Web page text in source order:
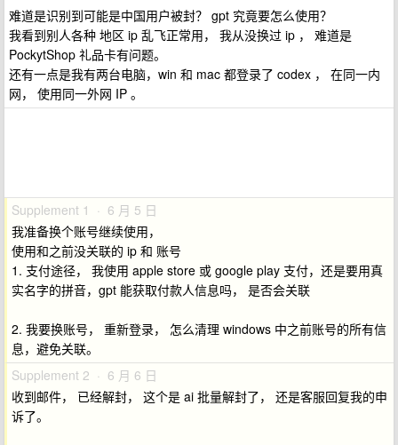
难道是识别到可能是中国用户被封？ gpt 究竟要怎么使用？
我看到别人各种 地区 ip 乱飞正常用， 我从没换过 ip ， 难道是
PockytShop 礼品卡有问题。
还有一点是我有两台电脑，win 和 mac 都登录了 codex ， 在同一内
网， 使用同一外网 IP 。
Supplement 1 · 6 月 5 日
我准备换个账号继续使用，
使用和之前没关联的 ip 和 账号
1. 支付途径， 我使用 apple store 或 google play 支付，还是要用真
实名字的拼音，gpt 能获取付款人信息吗， 是否会关联
2. 我要换账号， 重新登录， 怎么清理 windows 中之前账号的所有信
息，避免关联。
Supplement 2 · 6 月 6 日
收到邮件， 已经解封， 这个是 ai 批量解封了， 还是客服回复我的申
诉了。